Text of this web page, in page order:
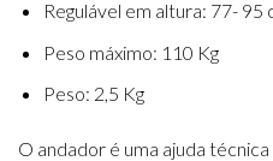
Regulável em altura: 77- 95
Peso máximo: 110 Kg
Peso: 2,5 Kg
O andador é uma ajuda